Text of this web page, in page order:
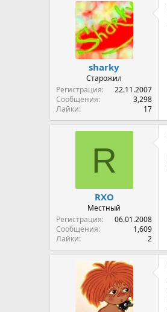
sharky
Старожил
Регистрация
22.11.2007
Сообщения
3,298
Лайки
17
R
RXO
Местный
Регистрация
06.01.2008
Сообщения
1,609
Лайки
2